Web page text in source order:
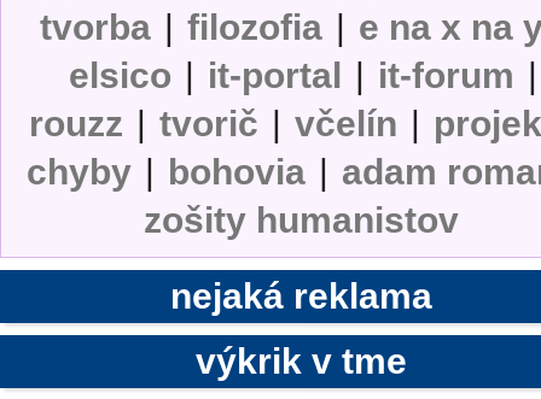
tvorba | filozofia | e na x na
elsico | it-portal | it-forum |
rouzz | tvorič | včelín |
chyby | bohovia | adam
zošity humanistov
nejaká reklama
výkrik v tme